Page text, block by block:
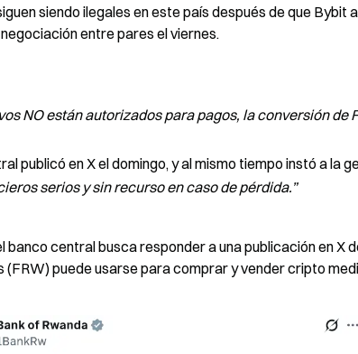
siendo ilegales en este país después de que
entre pares el viernes.
NO están autorizados para pagos, la conversión de
publicó en X el domingo, y al mismo tiempo instó a la
serios y sin recurso en caso de pérdida.”
banco central busca responder a una publicación en X
(FRW) puede usarse para comprar y vender cripto